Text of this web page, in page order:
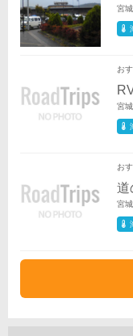
宮
お
宮
お
道
宮